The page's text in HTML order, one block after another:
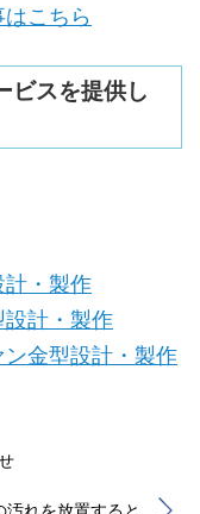
こちら
ビスを提供し
計・製作
計・製作
金型設計・製作